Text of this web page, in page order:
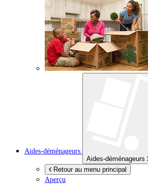
Aides-déménageurs
Aides-déménageurs
Retour au menu principal
Aperçu